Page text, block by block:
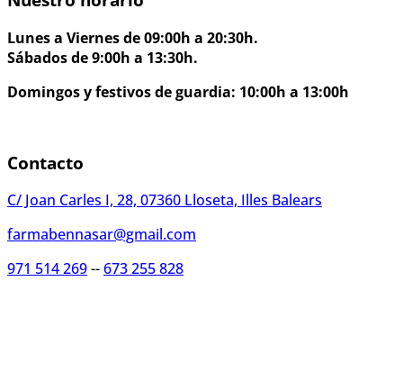
Lunes a Viernes de 09:00h a 20:30h.
Sábados de 9:00h a 13:30h.
Domingos y festivos de guardia: 10:00h a 13:00h
Contacto
C/ Joan Carles I, 28, 07360 Lloseta, Illes Balears
farmabennasar@gmail.com
971 514 269--673 255 828